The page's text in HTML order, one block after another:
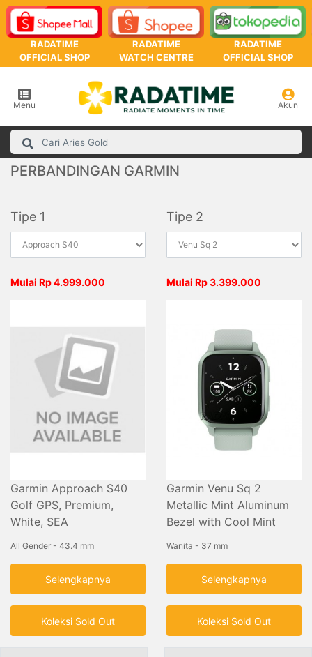
RADATIME
OFFICIAL SHOP
RADATIME
WATCH CENTRE
RADATIME
OFFICIAL SHOP
Menu Akun
PERBANDINGAN GARMIN
Tipe 1 Tipe 2
Mulai Rp 4.999.000
Garmin Approach S40
Golf GPS, Premium,
White, SEA
All Gender - 43.4 mm
Selengkapnya
Koleksi Sold Out
Mulai Rp 3.399.000
Garmin Venu Sq 2
Metallic Mint Aluminum
Bezel with Cool Mint
Wanita - 37 mm
Selengkapnya
Koleksi Sold Out